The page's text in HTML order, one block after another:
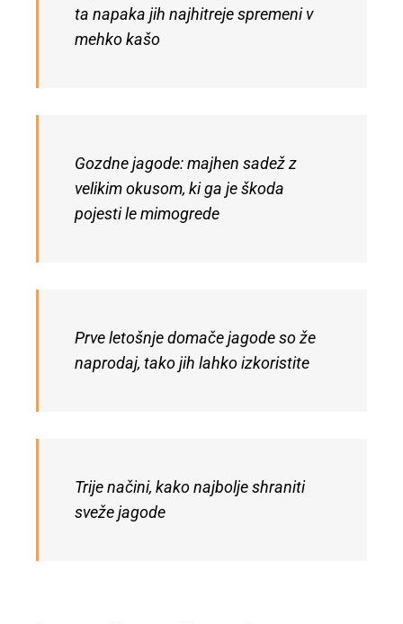
ta napaka jih najhitreje spremeni v
mehko kašo
Gozdne jagode: majhen sadež z
velikim okusom, ki ga je škoda
pojesti le mimogrede
Prve letošnje domače jagode so že
naprodaj, tako jih lahko izkoristite
Trije načini, kako najbolje shraniti
sveže jagode